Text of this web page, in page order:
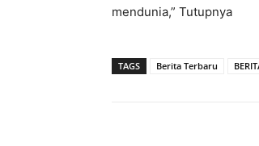
mendunia,” Tutupnya
TAGS Berita Terbaru